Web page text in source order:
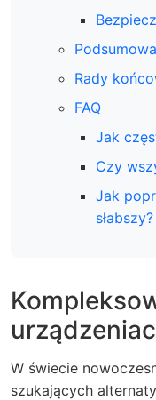
Rady
FAQ
Jak
Czy
Jak
słabszy?
W świecie
szukających